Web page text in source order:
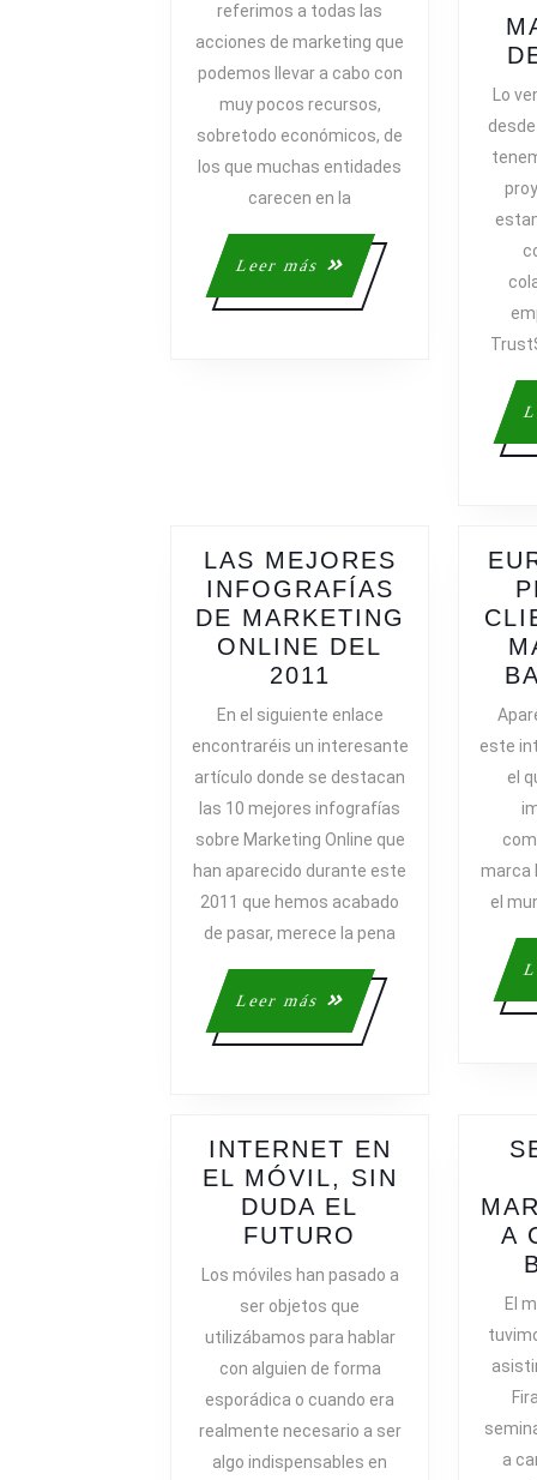
TRIUNFE
EL
referimos a todas las
acciones de marketing que
podemos llevar a cabo con
muy pocos recursos,
sobretodo económicos, de
los que muchas entidades
carecen en la
Leer más
Leer
más
Lo
LAS MEJORES
INFOGRAFÍAS
DE MARKETING
ONLINE DEL
2011
MEJORES
INFOGRAFÍAS
DE
MARKETING
ONLINE
DEL
2011
En el siguiente enlace
encontraréis un interesante
artículo donde se destacan
las 10 mejores infografías
sobre Marketing Online que
han aparecido durante este
2011 que hemos acabado
de pasar, merece la pena
Leer más
Leer
más
este
el
marca
el
INTERNET EN
EL MÓVIL, SIN
DUDA EL
FUTURO
EN
MÓVIL,
SIN
DUDA
EL
FUTURO
Los móviles han pasado a
ser objetos que
utilizábamos para hablar
con alguien de forma
esporádica o cuando era
realmente necesario a ser
algo indispensables en
A
El
a